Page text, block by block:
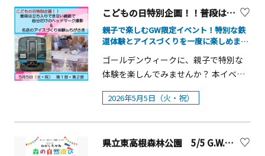
（金）【第11回バラフェスタ】■開催
日：2026年5月16日（土）～17日
（日）■時間：10：00～15：00■場
所：八景島丘の広場バラ園※荒天中止
13：00〜20：002026年5月16日（土）
10：00〜17：00■会場プラウドタワー
相模大野クロス オーノクロス広場コリ
グリーンホール&nbsp; &nbsp;
&nbsp;※荒天中止、少雨一部中止
&nbsp;■主催：相模大野駅周辺エリア
マネジメント&nbsp;■後援：相模原市
■協力：北口商店会、女子大通り商工
模大野南新町商店街振興組合、麻溝公
体験ができるイベントです。 概要■開
催日：2026年5月6日（水・振休）■時
間：第一部 11：00～12：00／第二部
13：00～14：00■会場：東高根森林公
園（けやき広場）■参加費：1人 1,000
サイトよりお申込みください）■対
れてもよい服装、着替え、タオル、ウ
こどもの日特別企画！！普段は立ち入りできない線路で自分だけのヘッドマーク撮影＆名店のアイスづくり体験 ㏌ちがさき
親子で楽しむGW限定イベント！特別な鉄
道体験とアイスづくりを一度に楽しめま
ゴールデンウィークに、親子で特別な
体験を楽しんでみませんか？ 本イベン
トは、JR茅ヶ崎駅とラスカ茅ヶ崎6階ラ
スカホールで開催され、普段は入るこ
ッドマークを掲出して記念撮影ができ
2026年5月5日（火・祝）
県立東高根森林公園 5/5 G.W.こどもの日「森の自然遊び」【川崎市】